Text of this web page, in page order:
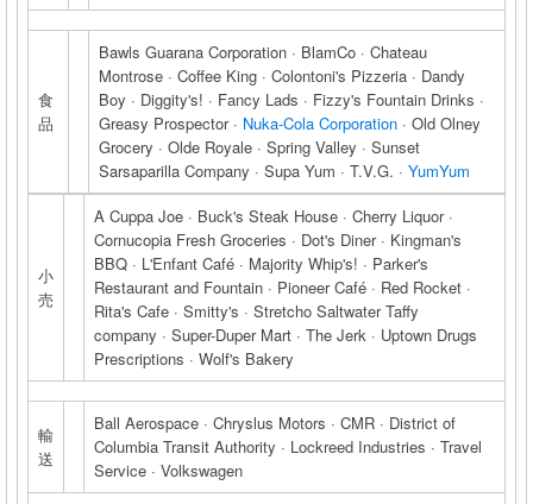
食
品
Bawls Guarana Corporation · BlamCo · Chateau
Montrose · Coffee King · Colontoni's Pizzeria · Dandy
Boy · Diggity's! · Fancy Lads · Fizzy's Fountain Drinks ·
Greasy Prospector · Nuka-Cola Corporation · Old Olney
Grocery · Olde Royale · Spring Valley · Sunset
Sarsaparilla Company · Supa Yum · T.V.G. · YumYum
小
売
A Cuppa Joe · Buck's Steak House · Cherry Liquor ·
Cornucopia Fresh Groceries · Dot's Diner · Kingman's
BBQ · L'Enfant Café · Majority Whip's! · Parker's
Restaurant and Fountain · Pioneer Café · Red Rocket ·
Rita's Cafe · Smitty's · Stretcho Saltwater Taffy
company · Super-Duper Mart · The Jerk · Uptown Drugs
Prescriptions · Wolf's Bakery
輸
送
Ball Aerospace · Chryslus Motors · CMR · District of
Columbia Transit Authority · Lockreed Industries · Travel
Service · Volkswagen